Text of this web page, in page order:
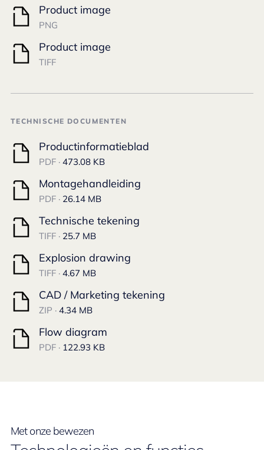
Product image
PNG
Product image
TIFF
TECHNISCHE DOCUMENTEN
Productinformatieblad
PDF · 473.08 KB
Montagehandleiding
PDF · 26.14 MB
Technische tekening
TIFF · 25.7 MB
Explosion drawing
TIFF · 4.67 MB
CAD / Marketing tekening
ZIP · 4.34 MB
Flow diagram
PDF · 122.93 KB
Met onze bewezen